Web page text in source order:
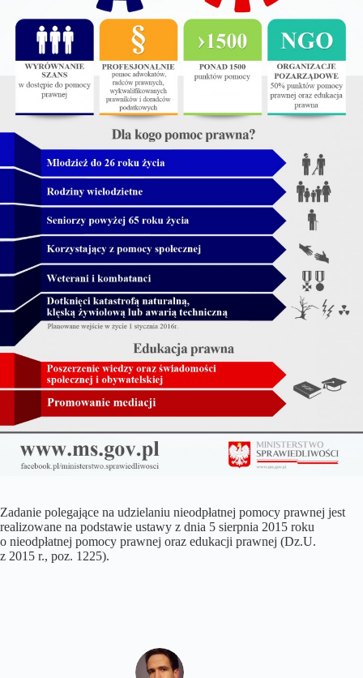
Zadanie polegające na udzielaniu nieodpłatnej pomocy prawnej jest
realizowane na podstawie ustawy z dnia 5 sierpnia 2015 roku
o nieodpłatnej pomocy prawnej oraz edukacji prawnej (Dz.U.
z 2015 r., poz. 1225).